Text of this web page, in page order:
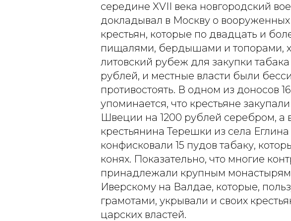
середине XVII века новгородский
докладывал в Москву о
крестьян, которые по двадцать и
пищалями, бердышами и топорами,
литовский рубеж для закупки
рублей, и местные власти были
противостоять. В одном из доносов
упоминается, что крестьяне
Швеции на 1200 рублей серебром, а
крестьянина Терешки из села
конфисковали 15 пудов табаку,
конях. Показательно, что многие
принадлежали крупным
Иверскому на Валдае, которые,
грамотами, укрывали и своих
царских властей.